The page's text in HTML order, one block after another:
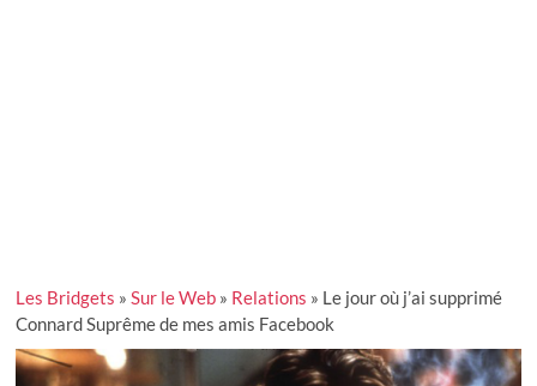
Les Bridgets »Sur le Web » Relations » Le jour où j’ai supprimé
Connard Suprême de mes amis Facebook